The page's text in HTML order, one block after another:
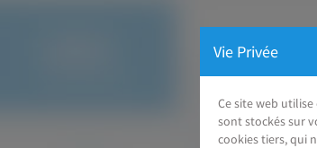
Vie Privée
Ce site web
sont stockés sur
cookies tiers, qui